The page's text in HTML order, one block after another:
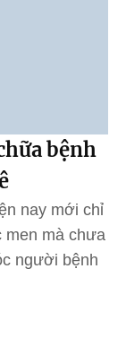
bệnh
nay mới chỉ
men mà chưa
người bệnh